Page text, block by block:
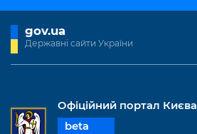
gov.ua
Державні сайти України
Офіційний портал Києва
beta